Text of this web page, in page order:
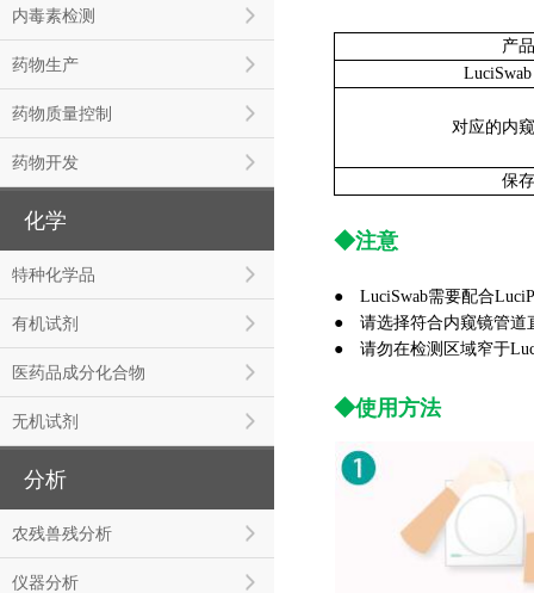
内毒素检测
药物生产
药物质量控制
药物开发
化学
特种化学品
有机试剂
医药品成分化合物
无机试剂
分析
农残兽残分析
仪器分析
产
对应的内
保
◆注意
● LuciSwab需要配合
● 请选择符合内窥镜管道
● 请勿在检测区域窄于
◆使用方法